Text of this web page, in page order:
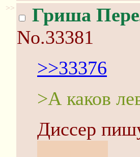
>> Гриша
No.33381
>>33376
>А каков
Диссер